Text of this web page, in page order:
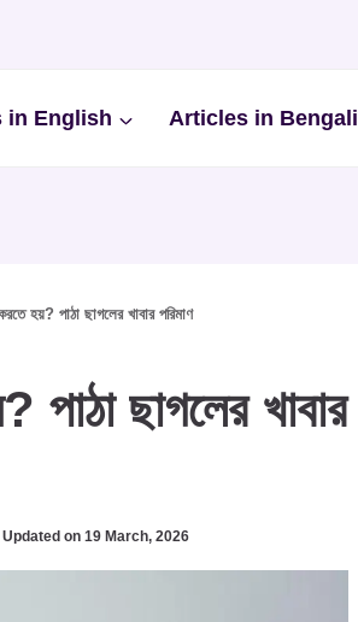
in English Articles in Bengali
হয়? পাঠা ছাগলের খাবার পরিমাণ
পাঠা ছাগলের খাবার
Updated on 19 March, 2026